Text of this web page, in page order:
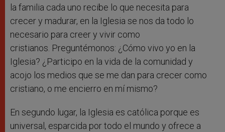
la familia cada uno recibe lo que necesita para
crecer y madurar, en la Iglesia se nos da todo lo
necesario para creer y vivir como
cristianos. Preguntémonos: ¿Cómo vivo yo en la
Iglesia? ¿Participo en la vida de la comunidad y
acojo los medios que se me dan para crecer como
cristiano, o me encierro en mí mismo?
En segundo lugar, la Iglesia es católica porque es
universal, esparcida por todo el mundo y ofrece a